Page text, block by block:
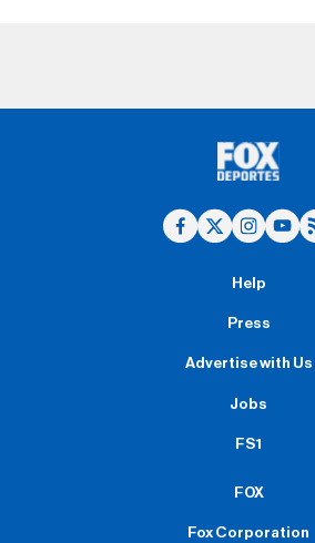
Help
Press
Advertise with Us
Jobs
FS1
FOX
Fox Corporation